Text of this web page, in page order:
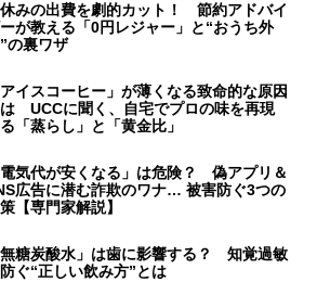
みの出費を劇的カット！ 節約アドバイ
が教える「0円レジャー」と“おうち外
の裏ワザ
アイスコーヒー」が薄くなる致命的な原因
UCCに聞く、自宅でプロの味を再現
「蒸らし」と「黄金比」
電気代が安くなる」は危険？ 偽アプリ＆
広告に潜む詐欺のワナ… 被害防ぐ3つの
【専門家解説】
無糖炭酸水」は歯に影響する？ 知覚過敏
ぐ“正しい飲み方”とは